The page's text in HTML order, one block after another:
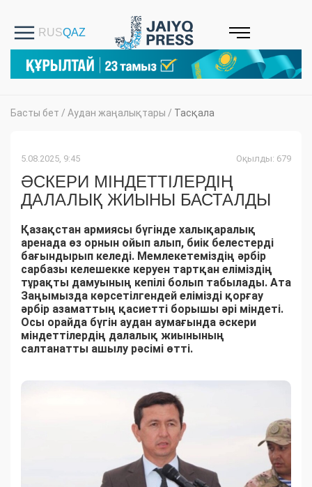
Басты бет / Аудан жаңалықтары / Тасқала
5.08.2025, 9:45 Оқылды: 679
ӘСКЕРИ МІНДЕТТІЛЕРДІҢ
ДАЛАЛЫҚ ЖИЫНЫ БАСТАЛДЫ
Қазақстан армиясы бүгінде халықаралық
аренада өз орнын ойып алып, биік белестерді
бағындырып келеді. Мемлекетеміздің әрбір
сарбазы келешекке керуен тартқан еліміздің
тұрақты дамуының кепілі болып табылады. Ата
Заңымызда көрсетілгендей елімізді қорғау
әрбір азаматтың қасиетті борышы әрі міндеті.
Осы орайда бүгін аудан аумағында әскери
міндеттілердің далалық жиынының
салтанатты ашылу рәсімі өтті.